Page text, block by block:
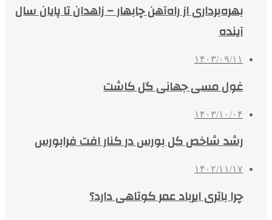
بهره‌برداری از راه‌آهن چابهار – زاهدان تا پایان سال
آینده
۱۴۰۳/۰۹/۱۱
غول مسی جهانی گل کاشت
۱۴۰۳/۱۰/۰۴
رشد شاخص کل بورس در کنار افت فرابورس
۱۴۰۲/۱۱/۱۷
چرا باتری ایرباد عمر کوتاهی دارد؟